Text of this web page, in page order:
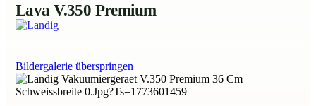
Lava V.350 Premium
Bildergalerie überspringen